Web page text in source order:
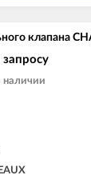
PIGMA
PIGMA
клапана
наличии